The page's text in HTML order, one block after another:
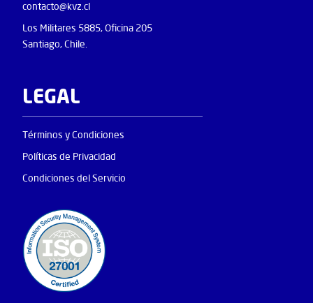
contacto@kvz.cl
Los Militares 5885, Oficina 205
Santiago, Chile.
LEGAL
Términos y Condiciones
Políticas de Privacidad
Condiciones del Servicio